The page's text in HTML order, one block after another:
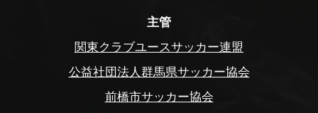
主管
関東クラブユースサッカー連盟
公益社団法人群馬県サッカー協会
前橋市サッカー協会